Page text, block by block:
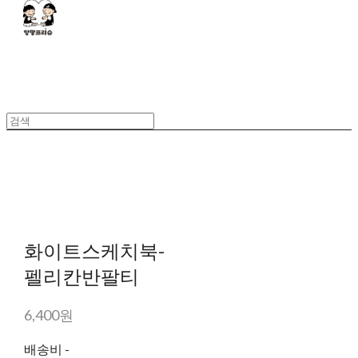
화이트스케치북-
펠리칸반팔티
6,400원
배송비 -